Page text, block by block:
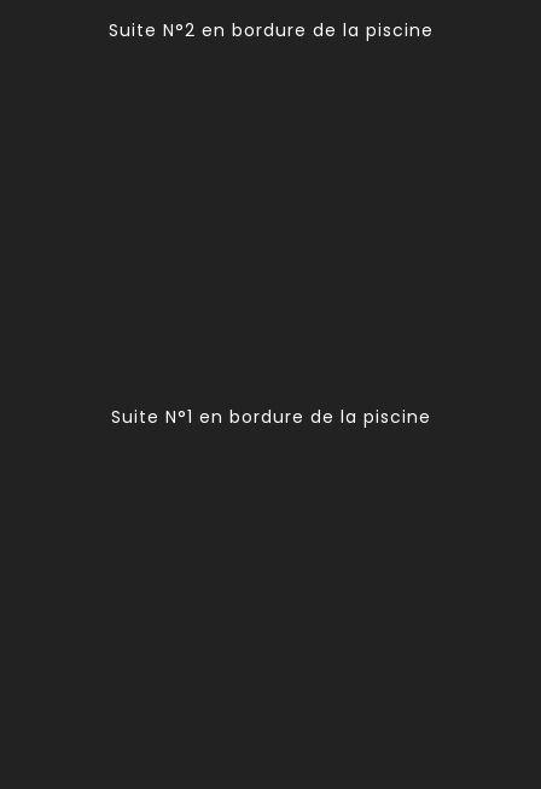
Suite N°2 en bordure de la piscine
Suite N°1 en bordure de la piscine